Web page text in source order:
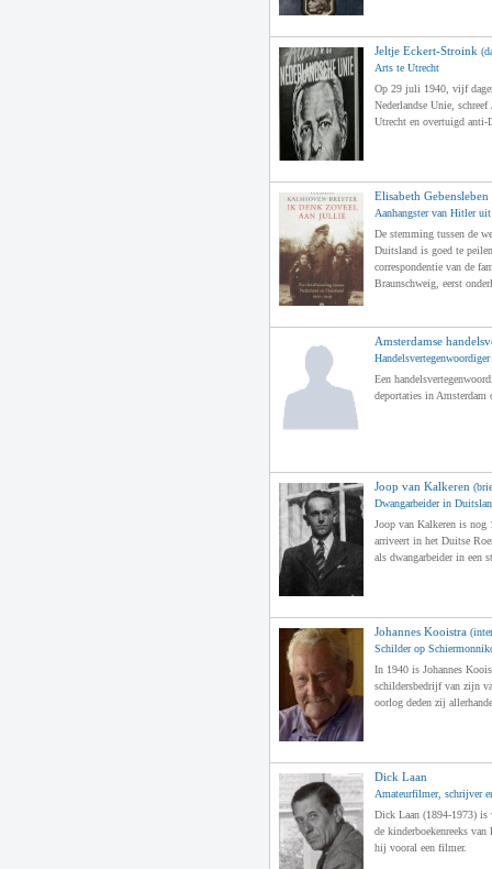
Jeltje Eckert-Stroink
Arts te Utrecht
Op 29 juli 1940, vijf
Nederlandse Unie,
Utrecht en overtuigd anti-
Elisabeth Gebensleben
Aanhangster van Hitler
De stemming tussen de
Duitsland is goed te
correspondentie van de
Braunschweig, eerst
Amsterdamse
Handelsvertegenwoordiger
Een
deportaties in
Joop van Kalkeren
Dwangarbeider in
Joop van Kalkeren is
arriveert in het Duitse
als dwangarbeider in een
Johannes Kooistra
Schilder op
In 1940 is Johannes
schildersbedrijf van zijn
oorlog deden zij
Dick Laan
Amateurfilmer, schrijver
Dick Laan (1894-1973) is
de kinderboekenreeks
hij vooral een filmer.